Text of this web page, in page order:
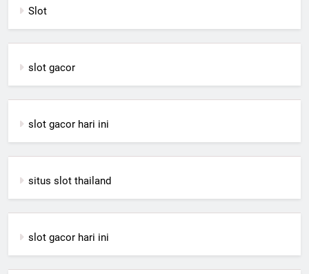
Slot
slot gacor
slot gacor hari ini
situs slot thailand
slot gacor hari ini